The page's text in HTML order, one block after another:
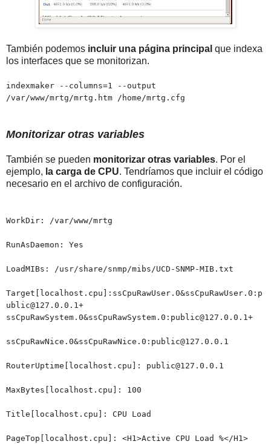
También podemos incluir una página principal que indexa
los interfaces que se monitorizan.
indexmaker --columns=1 --output
/var/www/mrtg/mrtg.htm /home/mrtg.cfg
Monitorizar otras variables
También se pueden monitorizar otras variables. Por el
ejemplo, la carga de CPU. Tendríamos que incluir el código
necesario en el archivo de configuración.
WorkDir: /var/www/mrtg
RunAsDaemon: Yes
LoadMIBs: /usr/share/snmp/mibs/UCD-SNMP-MIB.txt
Target[localhost.cpu]:ssCpuRawUser.0&ssCpuRawUser.0:p
ublic@127.0.0.1+
ssCpuRawSystem.0&ssCpuRawSystem.0:public@127.0.0.1+
ssCpuRawNice.0&ssCpuRawNice.0:public@127.0.0.1
RouterUptime[localhost.cpu]: public@127.0.0.1
MaxBytes[localhost.cpu]: 100
Title[localhost.cpu]: CPU Load
PageTop[localhost.cpu]: <H1>Active CPU Load %</H1>